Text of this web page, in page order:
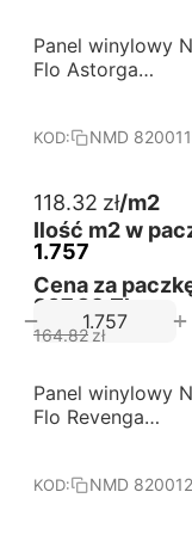
-28%
Darmowa dostawa
od 60 m2
Panel winylowy Nomad
Flo Astorga
KOD: NMD
118.32 zł/m2
Ilość m2 w
1.757
Cena za
207,89 Zł
164.82zł
+
−
-28%
Darmowa dostawa
od 60 m2
Panel winylowy
Flo Revenga
KOD: NMD